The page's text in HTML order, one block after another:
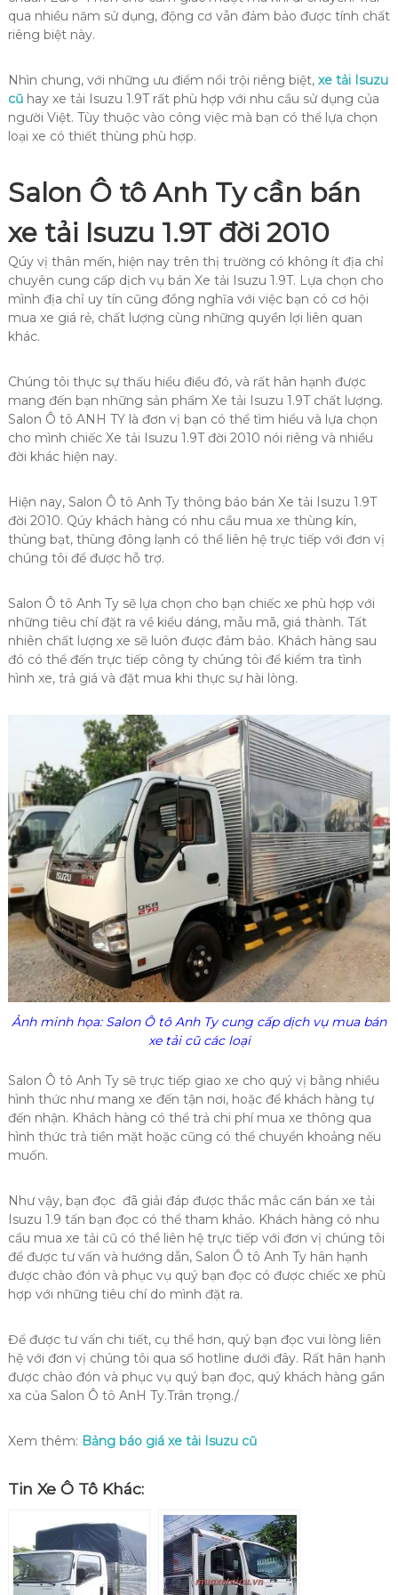
qua nhiều năm sử dụng, động cơ vẫn đảm bảo được tính chất
riêng biệt này.
Nhìn chung, với những ưu điểm nổi trội riêng biệt, xe tải Isuzu
cũ hay xe tải Isuzu 1.9T rất phù hợp với nhu cầu sử dụng của
người Việt. Tùy thuộc vào công việc mà bạn có thể lựa chọn
loại xe có thiết thùng phù hợp.
Salon Ô tô Anh Ty cần bán
xe tải Isuzu 1.9T đời 2010
Qúy vị thân mến, hiện nay trên thị trường có không ít địa chỉ
chuyên cung cấp dịch vụ bán Xe tải Isuzu 1.9T. Lựa chọn cho
mình địa chỉ uy tín cũng đồng nghĩa với việc bạn có cơ hội
mua xe giá rẻ, chất lượng cùng những quyền lợi liên quan
khác.
Chúng tôi thực sự thấu hiểu điều đó, và rất hân hạnh được
mang đến bạn những sản phẩm Xe tải Isuzu 1.9T chất lượng.
Salon Ô tô ANH TY là đơn vị bạn có thể tìm hiểu và lựa chọn
cho mình chiếc Xe tải Isuzu 1.9T đời 2010 nói riêng và nhiều
đời khác hiện nay.
Hiện nay, Salon Ô tô Anh Ty thông báo bán Xe tải Isuzu 1.9T
đời 2010. Qúy khách hàng có nhu cầu mua xe thùng kín,
thùng bạt, thùng đông lạnh có thể liên hệ trực tiếp với đơn vị
chúng tôi để được hỗ trợ.
Salon Ô tô Anh Ty sẽ lựa chọn cho bạn chiếc xe phù hợp với
những tiêu chí đặt ra về kiểu dáng, mẫu mã, giá thành. Tất
nhiên chất lượng xe sẽ luôn được đảm bảo. Khách hàng sau
đó có thể đến trực tiếp công ty chúng tôi để kiểm tra tình
hình xe, trả giá và đặt mua khi thực sự hài lòng.
Ảnh minh họa: Salon Ô tô Anh Ty cung cấp dịch vụ mua bán
xe tải cũ các loại
Salon Ô tô Anh Ty sẽ trực tiếp giao xe cho quý vị bằng nhiều
hình thức như mang xe đến tận nơi, hoặc để khách hàng tự
đến nhận. Khách hàng có thể trả chi phí mua xe thông qua
hình thức trả tiền mặt hoặc cũng có thể chuyển khoảng nếu
muốn.
Như vậy, bạn đọc đã giải đáp được thắc mắc cần bán xe tải
Isuzu 1.9 tấn bạn đọc có thể tham khảo. Khách hàng có nhu
cầu mua xe tải cũ có thể liên hệ trực tiếp với đơn vị chúng tôi
để được tư vấn và hướng dẫn, Salon Ô tô Anh Ty hân hạnh
được chào đón và phục vụ quý bạn đọc có được chiếc xe phù
hợp với những tiêu chí do mình đặt ra.
Để được tư vấn chi tiết, cụ thể hơn, quý bạn đọc vui lòng liên
hệ với đơn vị chúng tôi qua số hotline dưới đây. Rất hân hạnh
được chào đón và phục vụ quý bạn đọc, quý khách hàng gần
xa của Salon Ô tô AnH Ty.Trân trọng./
Xem thêm: Bảng báo giá xe tải Isuzu cũ
Tin Xe Ô Tô Khác: